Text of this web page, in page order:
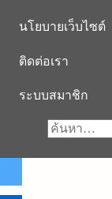
นโยบายเว็บไซต์
ติดต่อเรา
ระบบสมาชิก